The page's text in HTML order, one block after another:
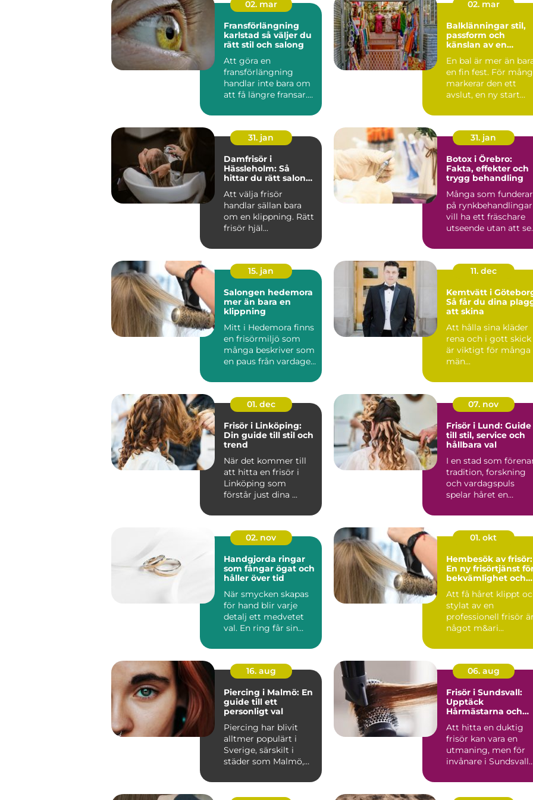
02. mar
Fransförlängning
karlstad så väljer du
rätt stil och salong
Att göra en
fransförlängning
handlar inte bara om
att få längre fransar.
är det...
02. mar
Balklänningar stil,
passform och
känslan av en
En bal är mer än
en fin fest. För
markerar den ett
avslut, en ny start
31. jan
Damfrisör i
Hässleholm: Så
hittar du rätt salong
Att välja frisör
handlar sällan bara
om en klippning. Rätt
frisör hjäl...
31. jan
Botox i Örebro:
Fakta, effekter och
trygg behandling
Många som funderar
på rynkbehandlingar
vill ha ett fräschare
utseende utan att se
15. jan
Salongen hedemora
mer än bara en
klippning
Mitt i Hedemora finns
en frisörmiljö som
många beskriver som
en paus från vardagen
11. dec
Kemtvätt i
Så får du dina
att skina
Att hålla sina kläder
rena och i gott skick
är viktigt för många
män...
01. dec
Frisör i Linköping:
Din guide till stil och
trend
När det kommer till
att hitta en frisör i
Linköping som
förstår just dina ...
07. nov
Frisör i Lund: Guide
till stil, service och
hållbara val
I en stad som
tradition, forskning
och vardagspuls
spelar håret en
02. nov
Handgjorda ringar
som fångar ögat och
håller över tid
När smycken skapas
för hand blir varje
detalj ett medvetet
val. En ring får sin
01. okt
Hembesök av frisör:
En ny frisörtjänst
bekvämlighet och
Att få håret klippt
stylat av en
professionell frisör är
något m&ari...
16. aug
Piercing i Malmö: En
guide till ett
personligt val
Piercing har blivit
alltmer populärt i
Sverige, särskilt i
städer som Malmö,
06. aug
Frisör i Sundsvall:
Upptäck
Hårmästarna och
Att hitta en duktig
frisör kan vara en
utmaning, men för
invånare i Sundsvall